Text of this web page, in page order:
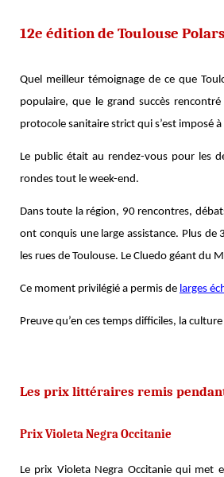
12e édition de Toulouse
Quel meilleur témoignage de ce que
populaire, que le grand succès
protocole sanitaire strict qui s’est imposé
Le public était au rendez-vous pour les
rondes tout le week-end.
Dans toute la région, 90 rencontres,
ont conquis une large assistance. Plus
les rues de Toulouse. Le Cluedo géant du
Ce moment privilégié a permis de larges
Preuve qu’en ces temps difficiles, la
Les prix littéraires remis
Prix Violeta Negra Occitanie
Le prix Violeta Negra Occitanie qui